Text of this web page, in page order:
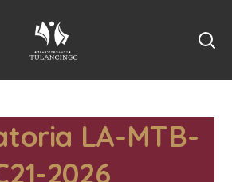
LA-MTB-
2026